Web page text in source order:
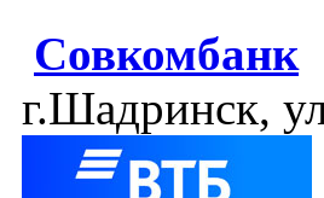
Совкомбанк
г.Шадринск,